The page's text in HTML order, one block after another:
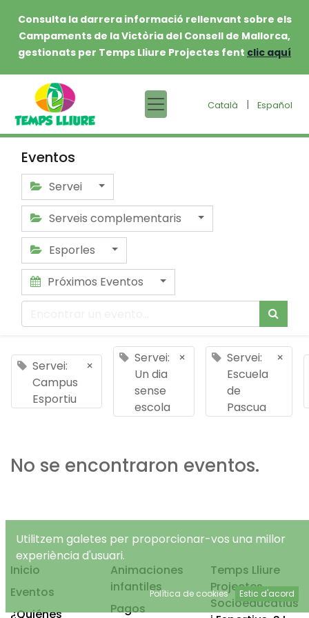
Consulta la darrera informació rellenvant sobre els
Campaments de la Victòria del Consell de Mallorca,
gestionats per Temps Lliure Projectes fent clic aquí
Català | Español
Eventos
Servei
Serveis complementaris
Esporles
Próximos Eventos
Servei:
Campus
Esportiu
×
Servei:
Un dia
sense
escola
×
Servei:
Escuela
de
Pascua
×
No se encontraron eventos.
Inicio
Eventos
¿Quiénes
Animaciones
infantiles
Pagos
Temps Lliure
Projectes
Socioeducatius
Utilitzem galetes per proporcionar-vos una millor
experiència d'usuari.
Política de cookies Estic d'acord